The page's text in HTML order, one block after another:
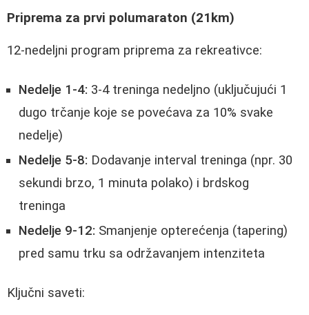
Priprema za prvi polumaraton (21km)
12-nedeljni program priprema za rekreativce:
Nedelje 1-4: 3-4 treninga nedeljno (uključujući 1
dugo trčanje koje se povećava za 10% svake
nedelje)
Nedelje 5-8: Dodavanje interval treninga (npr. 30
sekundi brzo, 1 minuta polako) i brdskog
treninga
Nedelje 9-12: Smanjenje opterećenja (tapering)
pred samu trku sa održavanjem intenziteta
Ključni saveti: